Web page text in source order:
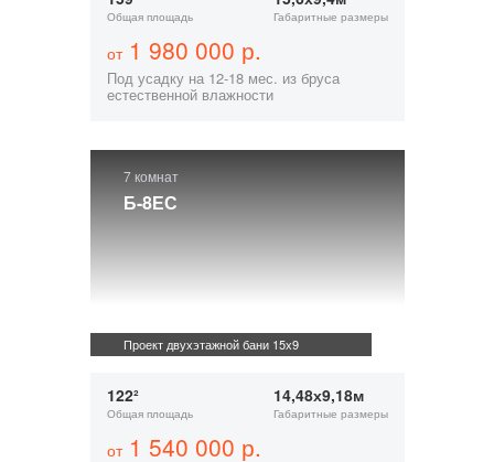
Общая площадь Габаритные размеры
от1 980 000 р.
Под усадку на 12-18 мес. из бруса
естественной влажности
7 комнат
Б-8ЕС
Проект двухэтажной бани 15х9
122²
Общая площадь
14,48х9,18м
Габаритные размеры
от1 540 000 р.